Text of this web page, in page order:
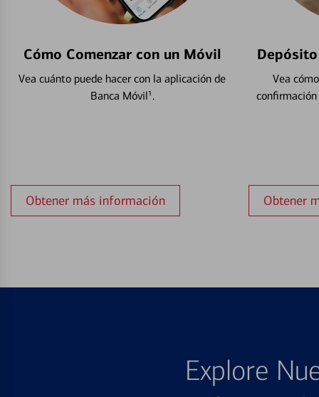
Cómo Comenzar con un Móvil
Vea cuánto puede hacer con la aplicación de
Banca Móvil¹.
Obtener más información
Vea
Obtener
Explore